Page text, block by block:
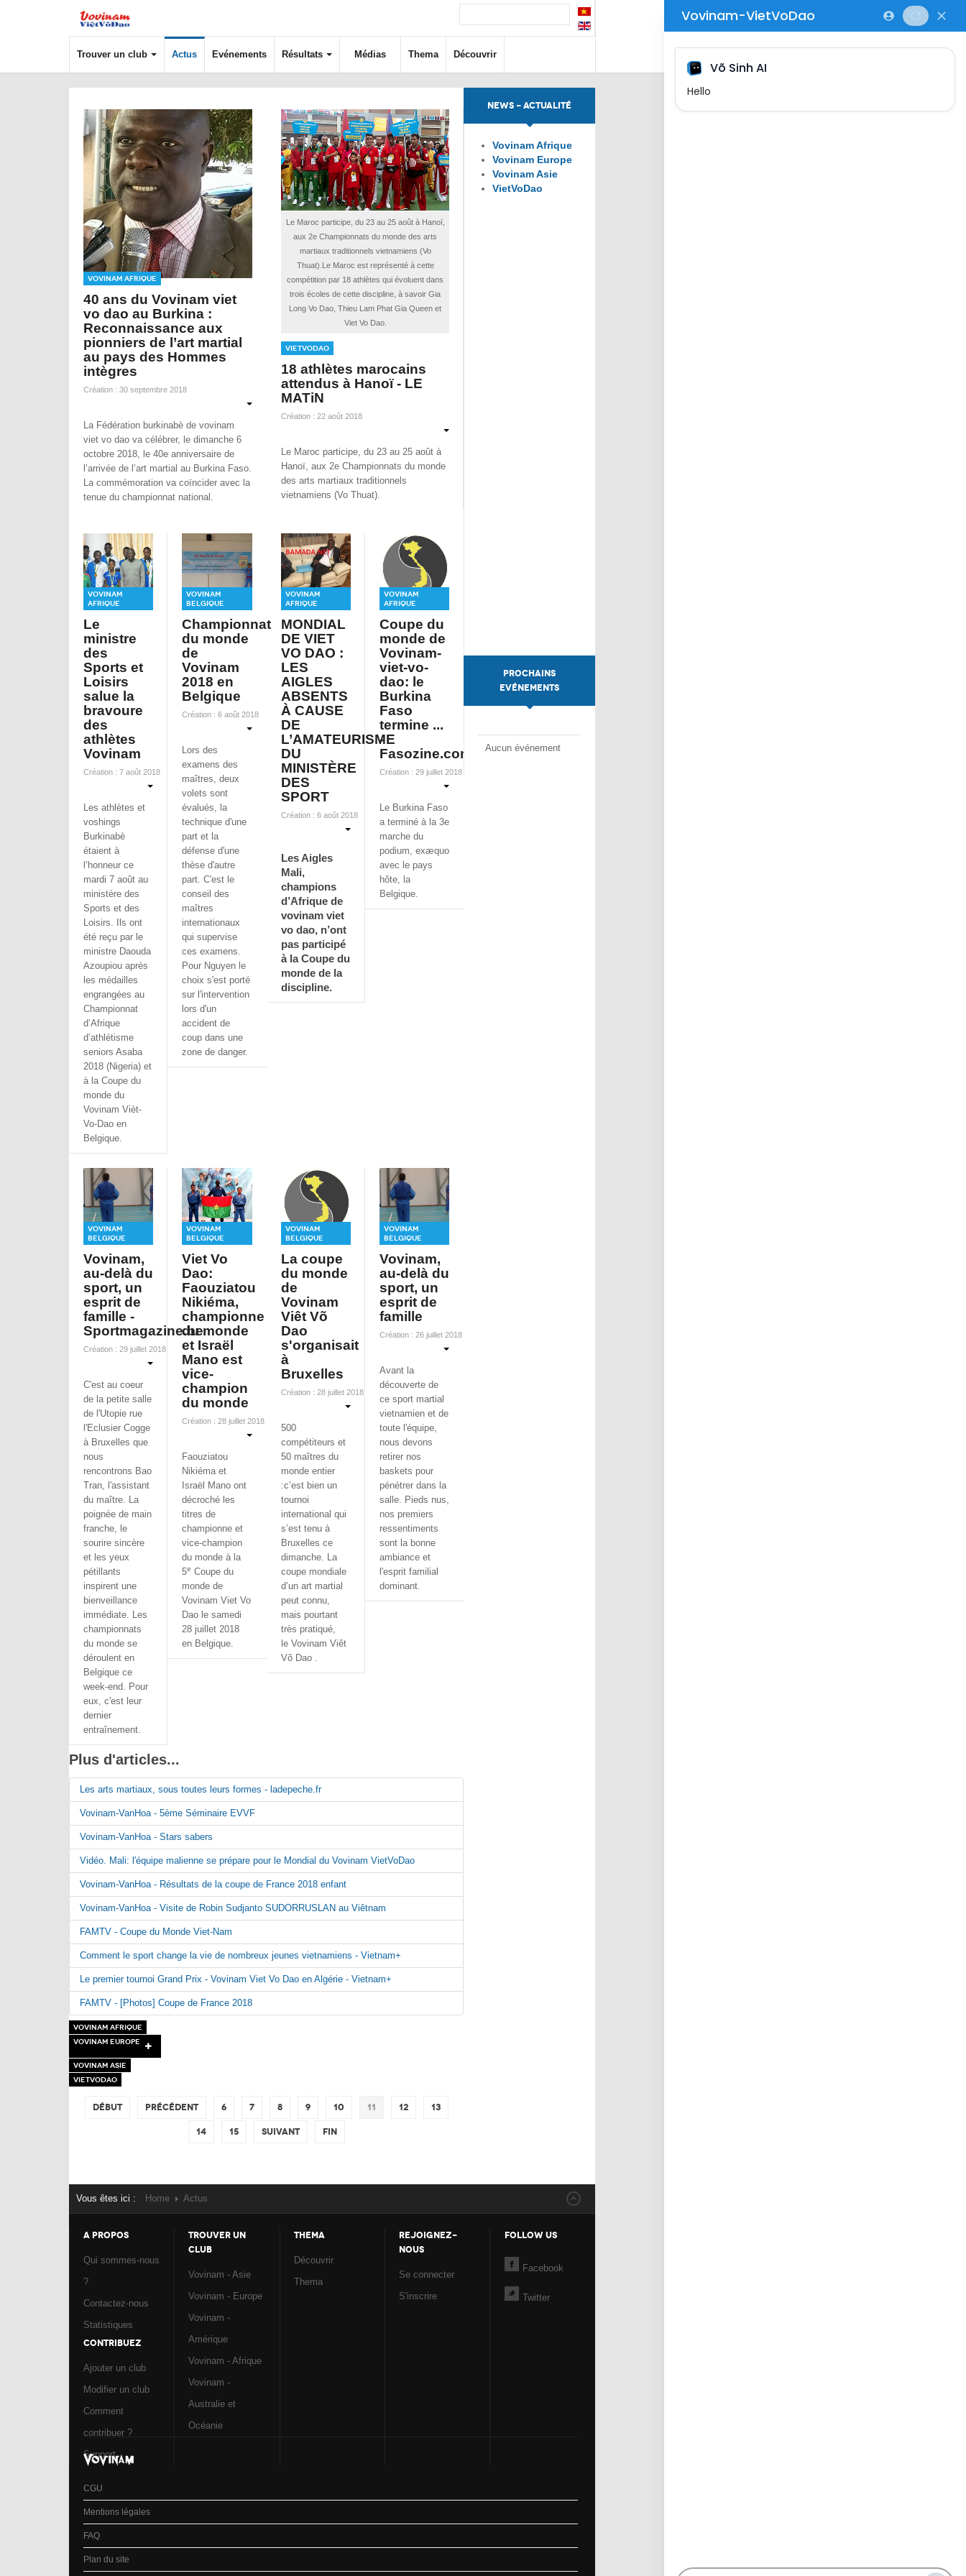
Trouver un club Actus Evénements Résultats Médias Thema Découvrir
Vovinam Afrique
40 ans du Vovinam viet
vo dao au Burkina :
Reconnaissance aux
pionniers de l’art martial
au pays des Hommes
intègres
Création : 30 septembre 2018
La Fédération burkinabè de vovinam
viet vo dao va célébrer, le dimanche 6
octobre 2018, le 40e anniversaire de
l’arrivée de l’art martial au Burkina Faso.
La commémoration va coïncider avec la
tenue du championnat national.
Le Maroc participe, du 23 au 25 août à Hanoï,
aux 2e Championnats du monde des arts
martiaux traditionnels vietnamiens (Vo
Thuat).Le Maroc est représenté à cette
compétition par 18 athlètes qui évoluent dans
trois écoles de cette discipline, à savoir Gia
Long Vo Dao, Thieu Lam Phat Gia Queen et
Viet Vo Dao.
VietVoDao
18 athlètes marocains
attendus à Hanoï - LE
MATiN
Création : 22 août 2018
Le Maroc participe, du 23 au 25 août à
Hanoï, aux 2e Championnats du monde
des arts martiaux traditionnels
vietnamiens (Vo Thuat).
Vovinam
Afrique
Le
ministre
des
Sports et
Loisirs
salue la
bravoure
des
athlètes
Vovinam
Création : 7 août 2018
Les athlètes et
voshings
Burkinabè
étaient à
l’honneur ce
mardi 7 août au
ministère des
Sports et des
Loisirs. Ils ont
été reçu par le
ministre Daouda
Azoupiou après
les médailles
engrangées au
Championnat
d’Afrique
d’athlétisme
seniors Asaba
2018 (Nigeria) et
à la Coupe du
monde du
Vovinam Vièt-
Vo-Dao en
Belgique.
Vovinam
Belgique
Championnat
du monde
de
Vovinam
2018 en
Belgique
Création : 6 août 2018
Lors des
examens des
maîtres, deux
volets sont
évalués, la
technique d'une
part et la
défense d'une
thèse d'autre
part. C'est le
conseil des
maîtres
internationaux
qui supervise
ces examens.
Pour Nguyen le
choix s'est porté
sur l'intervention
lors d'un
accident de
coup dans une
zone de danger.
Vovinam
Afrique
MONDIAL
DE VIET
VO DAO :
LES
AIGLES
ABSENTS
À CAUSE
DE
L’AMATEURISME
DU
MINISTÈRE
DES
SPORT
Création : 6 août 2018
Les Aigles
Mali,
champions
d’Afrique de
vovinam viet
vo dao, n’ont
pas participé
à la Coupe du
monde de la
discipline.
Vovinam
Afrique
Coupe du
monde de
Vovinam-
viet-vo-
dao: le
Burkina
Faso
termine ...
-
Fasozine.com
Création : 29 juillet 2018
Le Burkina Faso
a terminé à la 3e
marche du
podium, exæquo
avec le pays
hôte, la
Belgique.
Vovinam
Belgique
Vovinam,
au-delà du
sport, un
esprit de
famille -
Sportmagazine.be
Création : 29 juillet 2018
C'est au coeur
de la petite salle
de l'Utopie rue
l'Eclusier Cogge
à Bruxelles que
nous
rencontrons Bao
Tran, l'assistant
du maître. La
poignée de main
franche, le
sourire sincère
et les yeux
pétillants
inspirent une
bienveillance
immédiate. Les
championnats
du monde se
déroulent en
Belgique ce
week-end. Pour
eux, c'est leur
dernier
entraînement.
Vovinam
Belgique
Viet Vo
Dao:
Faouziatou
Nikiéma,
championne
du monde
et Israël
Mano est
vice-
champion
du monde
Création : 28 juillet 2018
Faouziatou
Nikiéma et
Israël Mano ont
décroché les
titres de
championne et
vice-champion
du monde à la
5e Coupe du
monde de
Vovinam Viet Vo
Dao le samedi
28 juillet 2018
en Belgique.
Vovinam
Belgique
La coupe
du monde
de
Vovinam
Viêt Võ
Dao
s'organisait
à
Bruxelles
Création : 28 juillet 2018
500
compétiteurs et
50 maîtres du
monde entier
:c’est bien un
tournoi
international qui
s’est tenu à
Bruxelles ce
dimanche. La
coupe mondiale
d’un art martial
peut connu,
mais pourtant
très pratiqué,
le Vovinam Viêt
Võ Dao .
Vovinam
Belgique
Vovinam,
au-delà du
sport, un
esprit de
famille
Création : 26 juillet 2018
Avant la
découverte de
ce sport martial
vietnamien et de
toute l'équipe,
nous devons
retirer nos
baskets pour
pénétrer dans la
salle. Pieds nus,
nos premiers
ressentiments
sont la bonne
ambiance et
l'esprit familial
dominant.
Plus d'articles...
Les arts martiaux, sous toutes leurs formes - ladepeche.fr
Vovinam-VanHoa - 5ème Séminaire EVVF
Vovinam-VanHoa - Stars sabers
Vidéo. Mali: l'équipe malienne se prépare pour le Mondial du Vovinam VietVoDao
Vovinam-VanHoa - Résultats de la coupe de France 2018 enfant
Vovinam-VanHoa - Visite de Robin Sudjanto SUDORRUSLAN au Viêtnam
FAMTV - Coupe du Monde Viet-Nam
Comment le sport change la vie de nombreux jeunes vietnamiens - Vietnam+
Le premier tournoi Grand Prix - Vovinam Viet Vo Dao en Algérie - Vietnam+
FAMTV - [Photos] Coupe de France 2018
Vovinam Afrique
Vovinam Europe
Vovinam France
Vovinam Belgique
Vovinam Asie
VietVoDao
Début Précédent 6 7 8 9 10 11 12 13
14 15 Suivant Fin
NEWS - ACTUALITÉ
Vovinam Afrique
Vovinam Europe
Vovinam Asie
VietVoDao
PROCHAINS
EVÉNEMENTS
Aucun événement
Vous êtes ici : Home Actus
CGU
Mentions légales
FAQ
Plan du site
A PROPOS
Qui sommes-nous
?
Contactez-nous
Statistiques
CONTRIBUEZ
Ajouter un club
Modifier un club
Comment
contribuer ?
Support
TROUVER UN
CLUB
Vovinam - Asie
Vovinam - Europe
Vovinam -
Amérique
Vovinam - Afrique
Vovinam -
Australie et
Océanie
THEMA
Découvrir
Thema
REJOIGNEZ-
NOUS
Se connecter
S'inscrire
FOLLOW US
Facebook
Twitter